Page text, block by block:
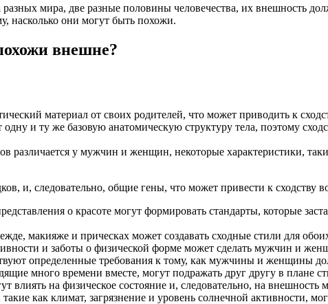
мира, две разные половины человечества, их внешность
насколько они могут быть похожи.
внешне?
материал от своих родителей, что может приводить к
и ту же базовую анатомическую структуру тела, поэтому
различается у мужчин и женщин, некоторые характеристики,
и, следовательно, общие гены, что может привести к сходству
о красоте могут формировать стандарты, которые
макияже и прическах может создавать сходные стили для
и заботы о физической форме может сделать мужчин и
определенные требования к тому, как мужчины и женщины
много времени вместе, могут подражать друг другу в плане
на физическое состояние и, следовательно, на
как климат, загрязнение и уровень солнечной активности,